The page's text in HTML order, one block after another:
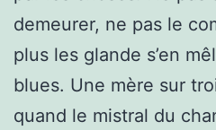
demeurer, ne pas le
plus les glande s’en
blues. Une mère sur
quand le mistral du